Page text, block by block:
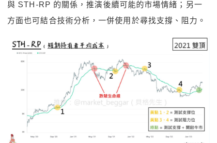
與 STH-RP 的關係，推演後續可能的市場情緒； 另一
方面也可結合技術分析，一併使用於尋找支撐、阻力。